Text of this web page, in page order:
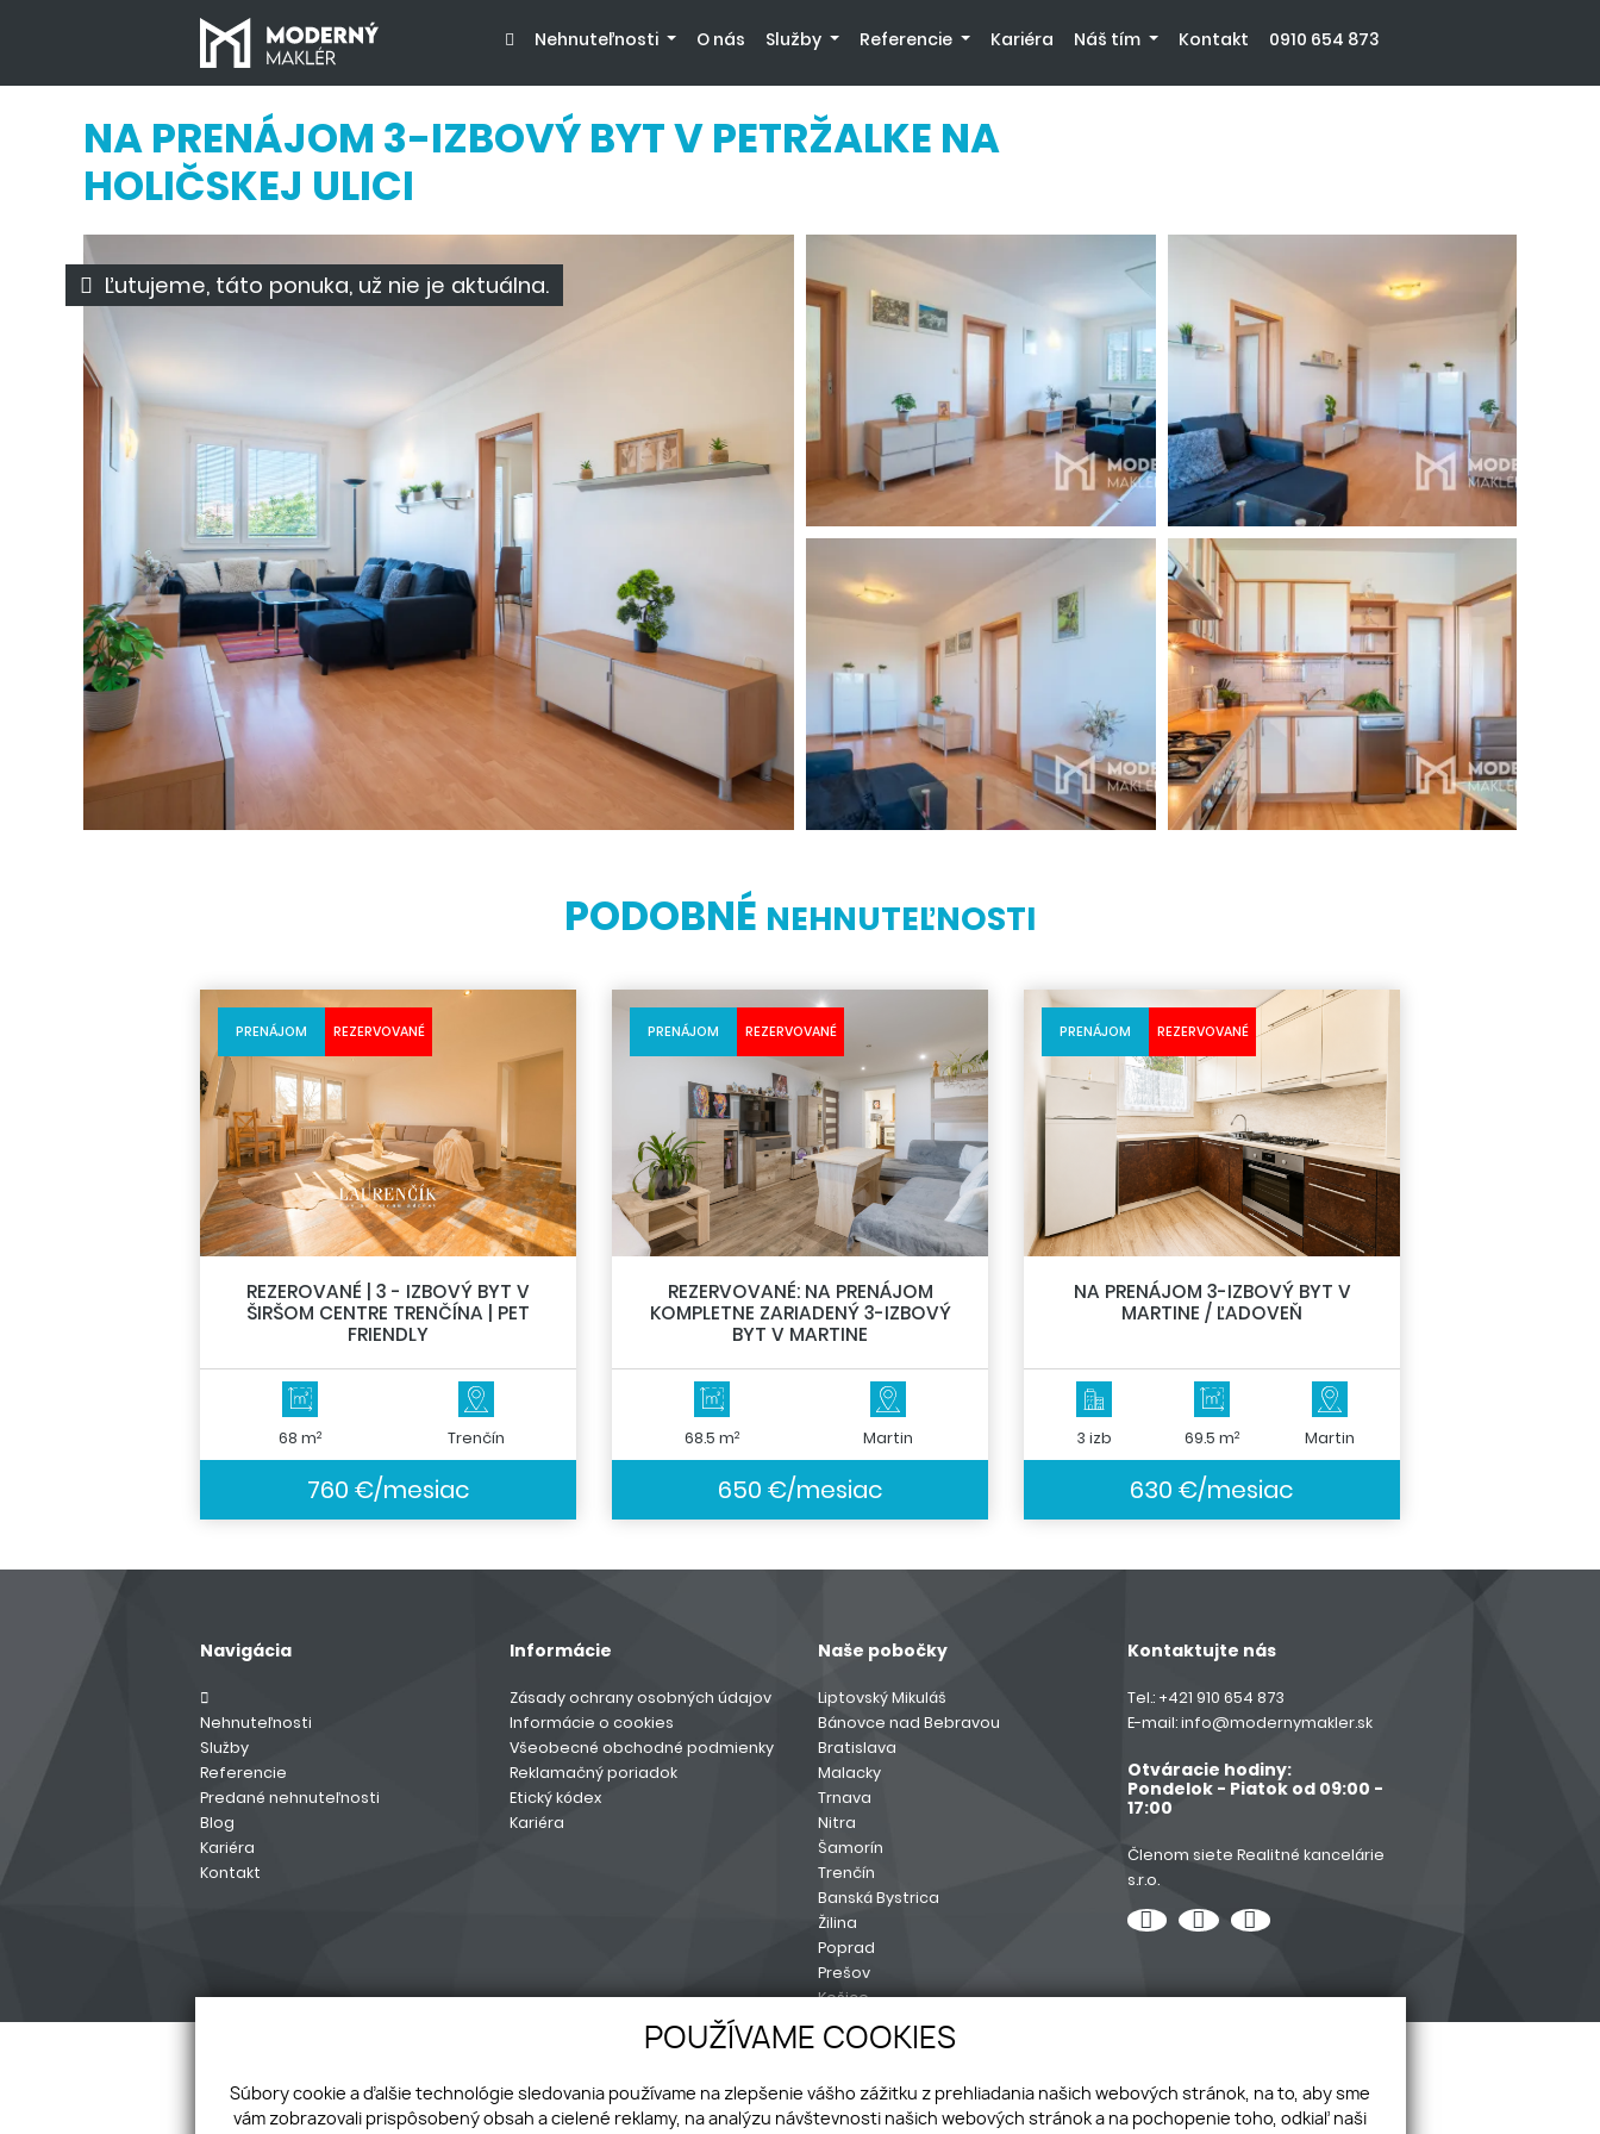
Nehnuteľnosti O nás Služby Referencie Kariéra Náš tím Kontakt 0910 654 873
NA PRENÁJOM 3-IZBOVÝ BYT V PETRŽALKE NA
HOLIČSKEJ ULICI
Ľutujeme, táto ponuka, už nie je aktuálna.
PODOBNÉ NEHNUTEĽNOSTI
PRENÁJOM REZERVOVANÉ
REZEROVANÉ | 3 - IZBOVÝ BYT V
ŠIRŠOM CENTRE TRENČÍNA | PET
FRIENDLY
68 m2 Trenčín
760 €/mesiac
PRENÁJOM REZERVOVANÉ
REZERVOVANÉ: NA PRENÁJOM
KOMPLETNE ZARIADENÝ 3-IZBOVÝ
BYT V MARTINE
68.5 m2 Martin
650 €/mesiac
PRENÁJOM REZERVOVANÉ
NA PRENÁJOM 3-IZBOVÝ BYT V
MARTINE / ĽADOVEŇ
3 izb 69.5 m2 Martin
630 €/mesiac
Navigácia
Nehnuteľnosti
Služby
Referencie
Predané nehnuteľnosti
Blog
Kariéra
Kontakt
Informácie
Zásady ochrany osobných údajov
Informácie o cookies
Všeobecné obchodné podmienky
Reklamačný poriadok
Etický kódex
Kariéra
Naše pobočky
Liptovský Mikuláš
Bánovce nad Bebravou
Bratislava
Malacky
Trnava
Nitra
Šamorín
Trenčín
Banská Bystrica
Žilina
Poprad
Prešov
Košice
Sereď
Kontaktujte nás
Tel.: +421 910 654 873
E-mail:info@modernymakler.sk
Otváracie hodiny:
Pondelok - Piatok od 09:00 -
17:00
Členom siete Realitné kancelárie
s.r.o.
POUŽÍVAME COOKIES
Súbory cookie a ďalšie technológie sledovania používame na zlepšenie vášho zážitku z prehliadania našich webových stránok, na to, aby sme
vám zobrazovali prispôsobený obsah a cielené reklamy, na analýzu návštevnosti našich webových stránok a na pochopenie toho, odkiaľ naši